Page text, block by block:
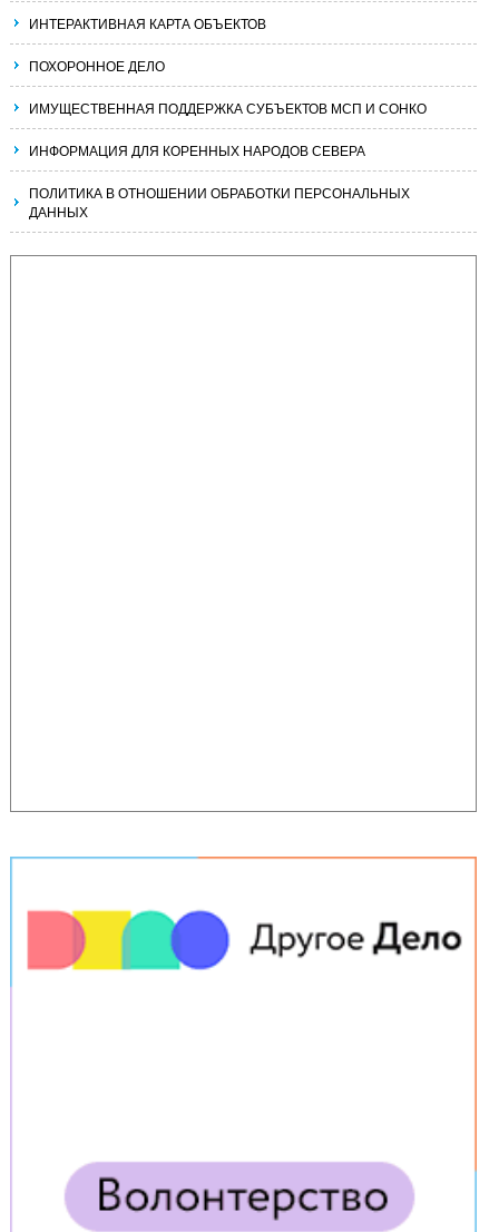
ИНТЕРАКТИВНАЯ КАРТА ОБЪЕКТОВ
ПОХОРОННОЕ ДЕЛО
ИМУЩЕСТВЕННАЯ ПОДДЕРЖКА СУБЪЕКТОВ МСП И СОНКО
ИНФОРМАЦИЯ ДЛЯ КОРЕННЫХ НАРОДОВ СЕВЕРА
ПОЛИТИКА В ОТНОШЕНИИ ОБРАБОТКИ ПЕРСОНАЛЬНЫХ
ДАННЫХ